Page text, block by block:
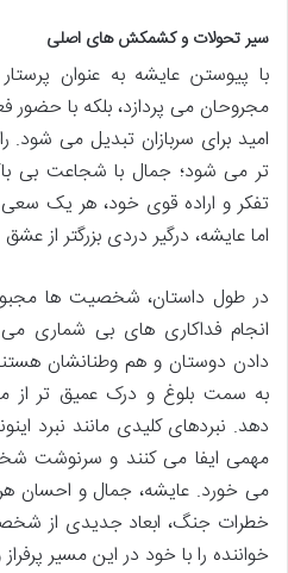
سیر تحولات و کشمکش های اصلی
با پیوستن عایشه به عنوان
مجروحان می پردازد، بلکه با حضور
امید برای سربازان تبدیل می شود.
تر می شود؛ جمال با شجاعت بی
تفکر و اراده قوی خود، هر یک
اما عایشه، درگیر دردی بزرگتر
در طول داستان، شخصیت ها
انجام فداکاری های بی شماری
دادن دوستان و هم وطنانشان
به سمت بلوغ و درک عمیق تر
دهد. نبردهای کلیدی مانند نبرد
مهمی ایفا می کنند و سرنوشت
می خورد. عایشه، جمال و احسان
خطرات جنگ، ابعاد جدیدی از
خواننده را با خود در این مسیر